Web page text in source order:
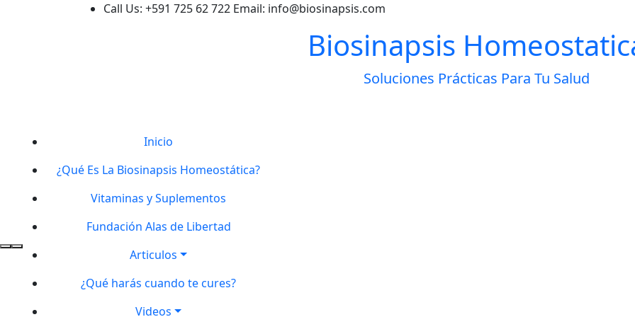
Call Us: +591 725 62 722 Email: info@biosinapsis.com
Biosinapsis
Soluciones Prácticas Para Tu Salud
Primary
Inicio
¿Qué Es La Biosinapsis Homeostática?
Vitaminas y Suplementos
Fundación Alas de Libertad
Articulos
¿Qué harás cuando te cures?
Videos